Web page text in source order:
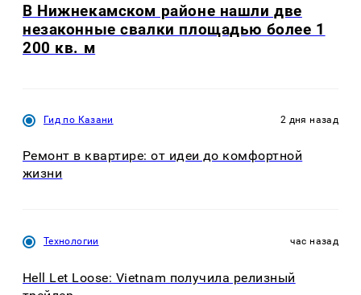
В Нижнекамском районе нашли две
незаконные свалки площадью более 1
200 кв. м
Гид по Казани 2 дня назад
Ремонт в квартире: от идеи до комфортной
жизни
Технологии час назад
Hell Let Loose: Vietnam получила релизный